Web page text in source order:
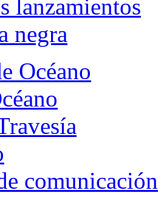
lanzamientos
negra
Océano
comunicación